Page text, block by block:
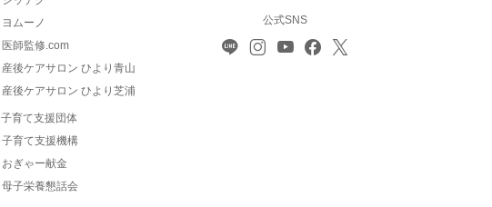
ヨムーノ
医師監修.com
産後ケアサロン ひより青山
産後ケアサロン ひより芝浦
子育て支援団体
子育て支援機構
おぎゃー献金
母子栄養懇話会
公式SNS